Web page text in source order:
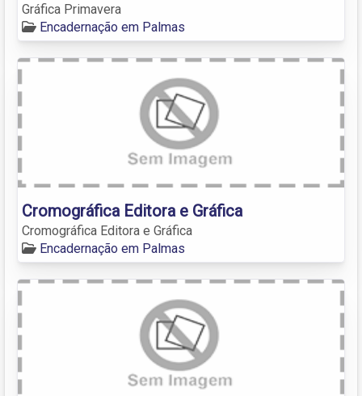
Gráfica Primavera
Encadernação em Palmas
Cromográfica Editora e Gráfica
Cromográfica Editora e Gráfica
Encadernação em Palmas